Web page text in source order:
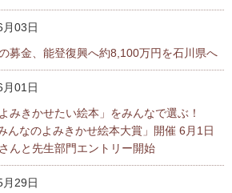
03日
募金、能登復興へ約8,100万円を石川県へ
01日
みきかせたい絵本」をみんなで選ぶ！
んなのよみきかせ絵本大賞」開催 6月1日
んと先生部門エントリー開始
29日